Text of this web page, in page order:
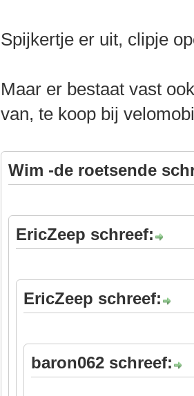
Spijkertje er uit, clipje
Maar er bestaat vast
van, te koop bij
Wim -de roetsende
EricZeep schreef:
EricZeep schreef:
baron062 schreef: